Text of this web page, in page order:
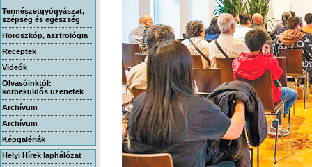
Természetgyógyászat,
szépség és egészség
Horoszkóp, asztrológia
Receptek
Videók
Olvasóinktól:
körbeküldős üzenetek
Archívum
Archívum
Képgalériák
Helyi Hírek laphálózat